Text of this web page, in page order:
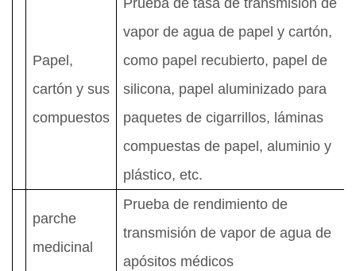
Papel,
cartón y sus
compuestos
Prueba de tasa de transmisión de
vapor de agua de papel y cartón,
como papel recubierto, papel de
silicona, papel aluminizado para
paquetes de cigarrillos, láminas
compuestas de papel, aluminio y
plástico, etc.
parche
medicinal
Prueba de rendimiento de
transmisión de vapor de agua de
apósitos médicos